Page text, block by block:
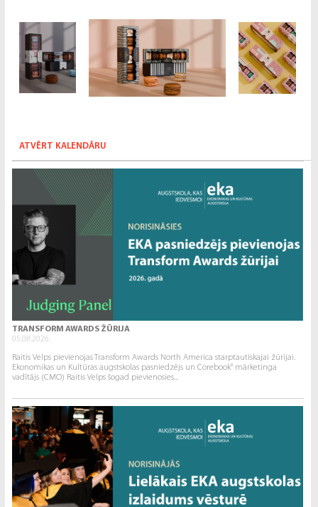
ATVĒRT KALENDĀRU
TRANSFORM AWARDS ŽŪRIJA
05.08.2026.
Raitis Velps pievienojas Transform Awards North America starptautiskajai žūrijai.
Ekonomikas un Kultūras augstskolas pasniedzējs un Corebook° mārketinga
vadītājs (CMO) Raitis Velps šogad pievienosies...